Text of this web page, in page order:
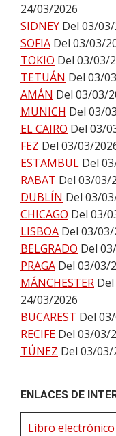
24/03/2026
SIDNEY Del 03/
SOFIA Del 03/03/
TOKIO Del 03/03/
TETUÁN Del 03/
AMÁN Del 03/03/
MUNICH Del 03/
EL CAIRO Del 03/
FEZ Del 03/03/
ESTAMBUL Del
RABAT Del 03/03/
DUBLÍN Del 03/
CHICAGO Del 03/
LISBOA Del 03/
BELGRADO Del
PRAGA Del 03/03/
MÁNCHESTER
24/03/2026
BUCAREST Del
RECIFE Del 03/03/
TÚNEZ Del 03/
ENLACES DE
Libro electrónico